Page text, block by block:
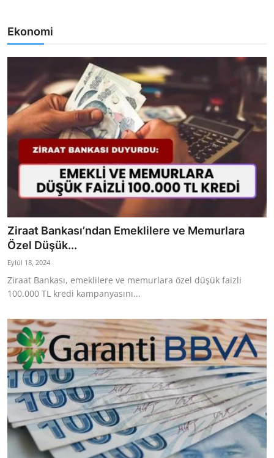
Ekonomi
Ziraat Bankası’ndan Emeklilere ve Memurlara
Özel Düşük...
Eylül 18, 2024
Ziraat Bankası, emeklilere ve memurlara özel düşük faizli
100.000 TL kredi kampanyasını...